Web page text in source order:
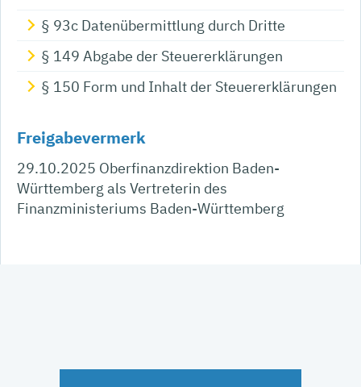
§ 93c Datenübermittlung durch Dritte
§ 149 Abgabe der Steuererklärungen
§ 150 Form und Inhalt der Steuererklärungen
Freigabevermerk
29.10.2025 Oberfinanzdirektion Baden-
Württemberg als Vertreterin des
Finanzministeriums Baden-Württemberg